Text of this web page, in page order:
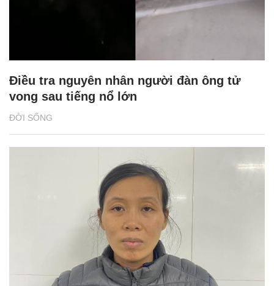
ĐỜI SỐNG
Điều tra nguyên nhân người đàn ông tử
vong sau tiếng nổ lớn